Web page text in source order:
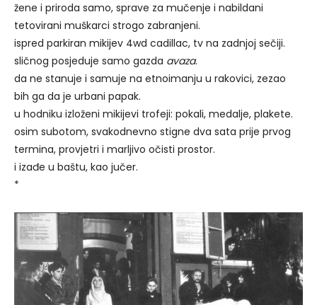
žene i priroda samo, sprave za mučenje i nabildani
tetovirani muškarci strogo zabranjeni.
ispred parkiran mikijev 4wd cadillac, tv na zadnjoj sečiji.
sličnog posjeduje samo gazda avaza.
da ne stanuje i samuje na etnoimanju u rakovici, zezao
bih ga da je urbani papak.
u hodniku izloženi mikijevi trofeji: pokali, medalje, plakete.
osim subotom, svakodnevno stigne dva sata prije prvog
termina, provjetri i marljivo očisti prostor.
i izađe u baštu, kao jučer.
*